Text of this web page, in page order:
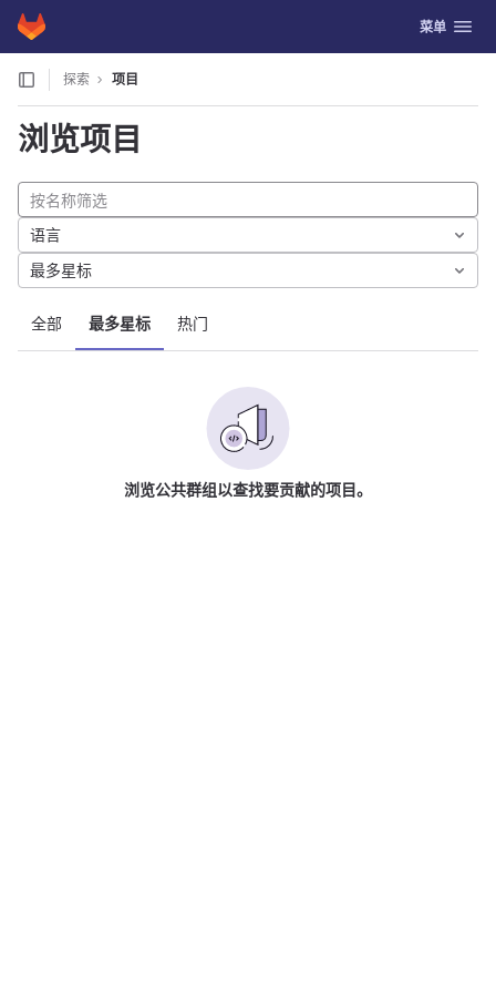
Skip to content
GitLab 切换导航
菜单
探索 项目
浏览项目
全部 最多星标 热门
语言
最多星标
浏览公共群组以查找要贡献的项目。